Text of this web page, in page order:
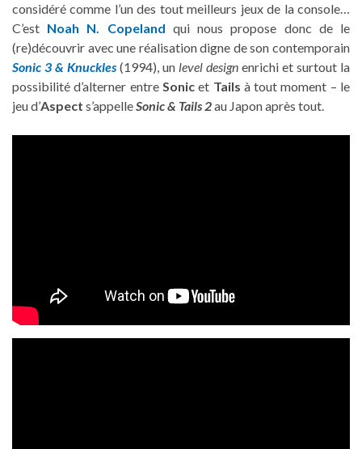
considéré comme l’un des tout meilleurs jeux de la console…
C’est Noah N. Copeland qui nous propose donc de le
(re)découvrir avec une réalisation digne de son contemporain
Sonic 3 & Knuckles (1994), un level design enrichi et surtout la
possibilité d’alterner entre Sonicet Tails à tout moment – le
jeu d’Aspect s’appelleSonic & Tails 2au Japon après tout.